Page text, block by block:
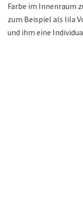
Farbe im Innenraum
zum Beispiel als lila
und ihm eine